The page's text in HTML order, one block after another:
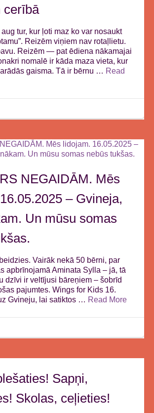
cerībā
tur, kur ļoti maz ko var nosaukt
Reizēm viņiem nav rotaļlietu.
Reizēm — pat ēdiena nākamajai
nomalē ir kāda maza vieta, kur
gaisma. Tā ir bērnu … Read
NEGAIDĀM. Mēs
– Gvineja,
Un mūsu somas
Vairāk nekā 50 bērni, par
apbrīnojamā Aminata Sylla – jā, tā
dzīvi ir veltījusi bāreņiem – šobrīd
pajumtes. Wings for Kids 16.
Gvineju, lai satiktos … Read More
Sapņi,
Skolas, ceļieties!